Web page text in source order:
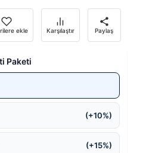
ekle Karşılaştır Paylaş
Paketi
(+10%)
(+15%)